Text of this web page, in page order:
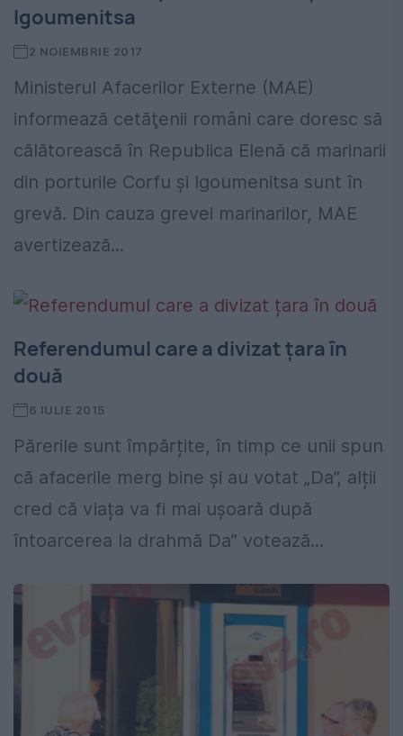
Igoumenitsa
2 NOIEMBRIE 2017
Ministerul Afacerilor Externe (MAE)
informează cetăţenii români care doresc să
călătorească în Republica Elenă că marinarii
din porturile Corfu şi Igoumenitsa sunt în
grevă. Din cauza grevei marinarilor, MAE
avertizează...
Referendumul care a divizat țara în
două
6 IULIE 2015
Părerile sunt împărțite, în timp ce unii spun
că afacerile merg bine și au votat „Da”, alții
cred că viața va fi mai ușoară după
întoarcerea la drahmă Da” votează...